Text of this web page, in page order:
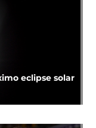
eclipse solar